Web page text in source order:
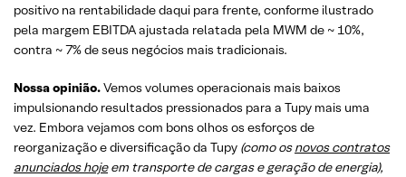
positivo na rentabilidade daqui para frente, conforme ilustrado
pela margem EBITDA ajustada relatada pela MWM de ~ 10%,
contra ~ 7% de seus negócios mais tradicionais.
Nossa opinião.Vemos volumes operacionais mais baixos
impulsionando resultados pressionados para a Tupy mais uma
vez. Embora vejamos com bons olhos os esforços de
reorganização e diversificação da Tupy (como osnovos contratos
anunciados hojeem transporte de cargas e geração de energia),